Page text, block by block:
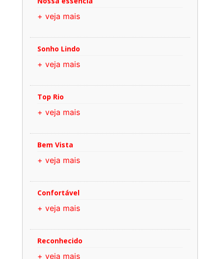
+ veja mais
Sonho Lindo
+ veja mais
Top Rio
+ veja mais
Bem Vista
+ veja mais
Confortável
+ veja mais
Reconhecido
+ veja mais